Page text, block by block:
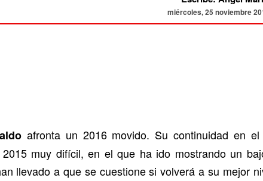
miércoles, 25 noviembre
afronta un 2016 movido. Su continuidad en el
muy difícil, en el que ha ido mostrando un
llevado a que se cuestione si volverá a su mejor